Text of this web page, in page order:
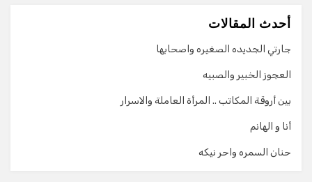
أحدث المقالات
جارتي الجديده الصغيره واصحابها
العجوز الخبير والصبيه
بين أروقة المكاتب .. المرأة العاملة والاسرار
أنا و الهانم
حنان السمره واحر نيكه